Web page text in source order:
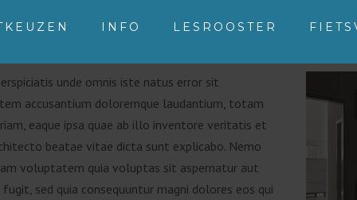
INFO LESROOSTER
unde omnis iste natus error sit
accusantium doloremque laudantium, totam
eaque ipsa quae ab illo inventore veritatis et
beatae vitae dicta sunt explicabo. Nemo
voluptatem quia voluptas sit aspernatur aut
sed quia consequuntur magni dolores eos qui